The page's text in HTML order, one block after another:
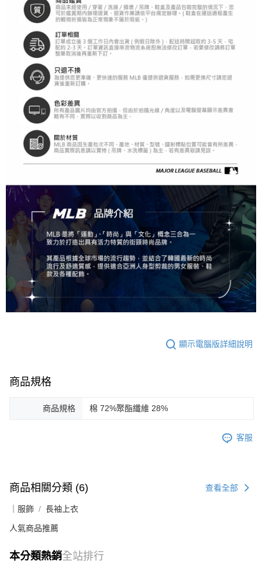
顯示電腦版詳細說明
商品規格
商品規格 棉 72%聚酯纖維 28%
客服
商品相關分類 (6) 查看全部
｜服飾 長袖上衣
人氣商品推薦
本分類熱銷全站排行